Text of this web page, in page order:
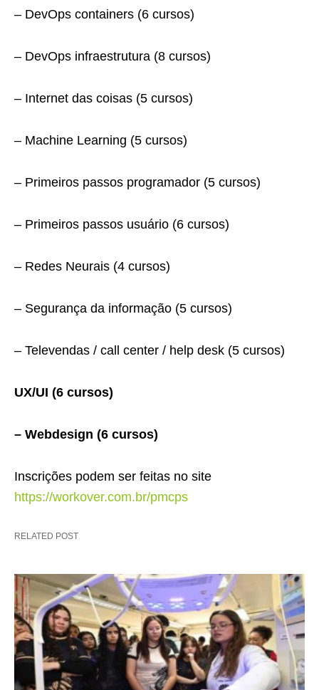
– DevOps containers (6 cursos)
– DevOps infraestrutura (8 cursos)
– Internet das coisas (5 cursos)
– Machine Learning (5 cursos)
– Primeiros passos programador (5 cursos)
– Primeiros passos usuário (6 cursos)
– Redes Neurais (4 cursos)
– Segurança da informação (5 cursos)
– Televendas / call center / help desk (5 cursos)
UX/UI (6 cursos)
– Webdesign (6 cursos)
Inscrições podem ser feitas no site
https://workover.com.br/pmcps
RELATED POST